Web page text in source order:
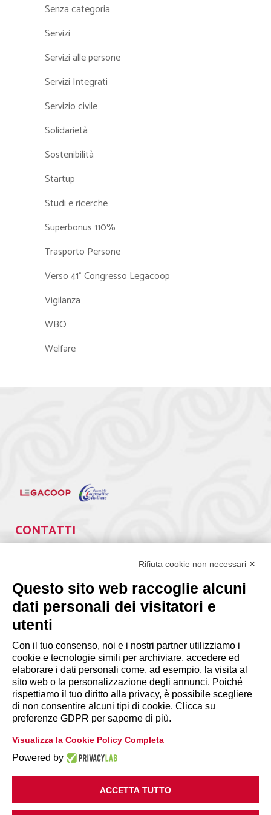
Senza categoria
Servizi
Servizi alle persone
Servizi Integrati
Servizio civile
Solidarietà
Sostenibilità
Startup
Studi e ricerche
Superbonus 110%
Trasporto Persone
Verso 41° Congresso Legacoop
Vigilanza
WBO
Welfare
CONTATTI
segreteria@lps.coop
INFORMAZIONI
Disclaimer
Privacy Policy
Cookie Policy|Modifica preferenze
Rifiuta cookie non necessari ✕
Questo sito web raccoglie alcuni
dati personali dei visitatori e
utenti
Con il tuo consenso, noi e i nostri partner utilizziamo i
cookie e tecnologie simili per archiviare, accedere ed
elaborare i dati personali come, ad esempio, la visita al
sito web o la personalizzazione degli annunci. Poiché
rispettiamo il tuo diritto alla privacy, è possibile scegliere
di non consentire alcuni tipi di cookie. Clicca su
preferenze GDPR per saperne di più.
Visualizza la Cookie Policy Completa
Powered by
ACCETTA TUTTO